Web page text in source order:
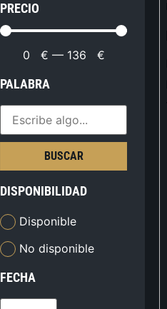
PRECIO
0 € — 136 €
PALABRA
BUSCAR
DISPONIBILIDAD
Disponible
No disponible
FECHA